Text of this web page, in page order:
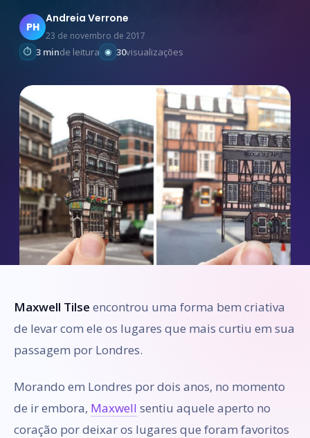
PH
Andreia Verrone
23 de novembro de 2017
3 minde leitura 30visualizações
Maxwell Tilse encontrou uma forma bem criativa
de levar com ele os lugares que mais curtiu em sua
passagem por Londres.
Morando em Londres por dois anos, no momento
de ir embora, Maxwell sentiu aquele aperto no
coração por deixar os lugares que foram favoritos